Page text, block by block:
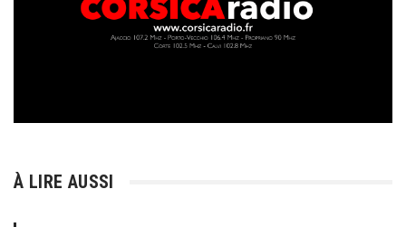
À LIRE AUSSI